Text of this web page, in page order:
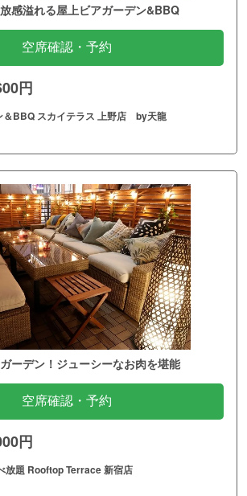
感溢れる屋上ビアガーデン&BBQ
空席確認・予約
円
＆BBQ スカイテラス 上野店 by天龍
ーデン！ジューシーなお肉を堪能
空席確認・予約
円
放題 Rooftop Terrace 新宿店